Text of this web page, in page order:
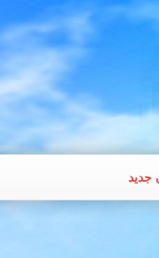
جديد